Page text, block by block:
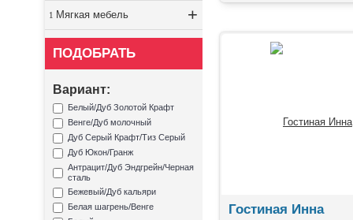
Мягкая мебель +
ПОДОБРАТЬ
Вариант:
Белый/Дуб Золотой Крафт
Венге/Дуб молочный
Дуб Серый Крафт/Тиз Серый
Дуб Юкон/Гранж
Антрацит/Дуб Эндгрейн/Черная
сталь
Бежевый/Дуб кальяри
Белая шагрень/Венге
Гостиная Инна